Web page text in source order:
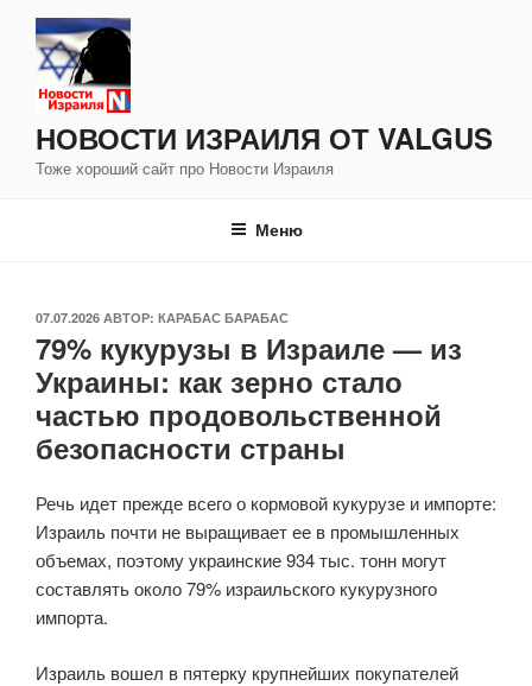
Перейти
содержимому
НОВОСТИ ИЗРАИЛЯ ОТ VALGUS
Тоже хороший сайт про Новости Израиля
Меню
ОПУБЛИКОВАНО
07.07.2026 АВТОР: КАРАБАС БАРАБАС
79% кукурузы в Израиле — из
Украины: как зерно стало
частью продовольственной
безопасности страны
Речь идет прежде всего о кормовой кукурузе и импорте:
Израиль почти не выращивает ее в промышленных
объемах, поэтому украинские 934 тыс. тонн могут
составлять около 79% израильского кукурузного
импорта.
Израиль вошел в пятерку крупнейших покупателей